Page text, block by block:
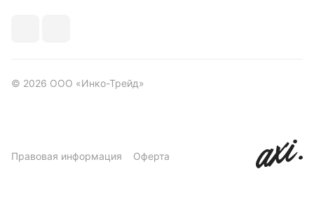
© 2026 ООО «Инко-Трейд»
Правовая информация Оферта